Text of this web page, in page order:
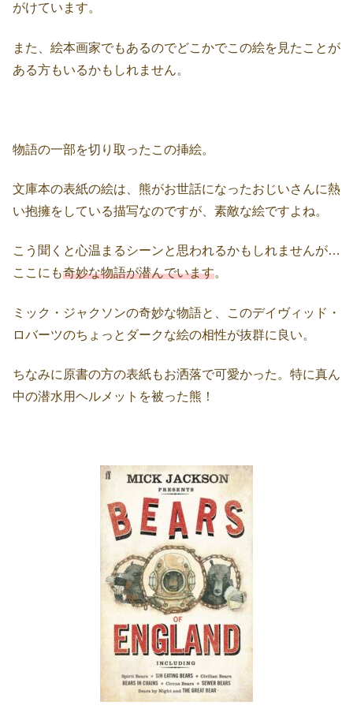
がけています。
また、絵本画家でもあるのでどこかでこの絵を見たことが
ある方もいるかもしれません。
物語の一部を切り取ったこの挿絵。
文庫本の表紙の絵は、熊がお世話になったおじいさんに熱
い抱擁をしている描写なのですが、素敵な絵ですよね。
こう聞くと心温まるシーンと思われるかもしれませんが…
ここにも奇妙な物語が潜んでいます。
ミック・ジャクソンの奇妙な物語と、このデイヴィッド・
ロバーツのちょっとダークな絵の相性が抜群に良い。
ちなみに原書の方の表紙もお洒落で可愛かった。特に真ん
中の潜水用ヘルメットを被った熊！